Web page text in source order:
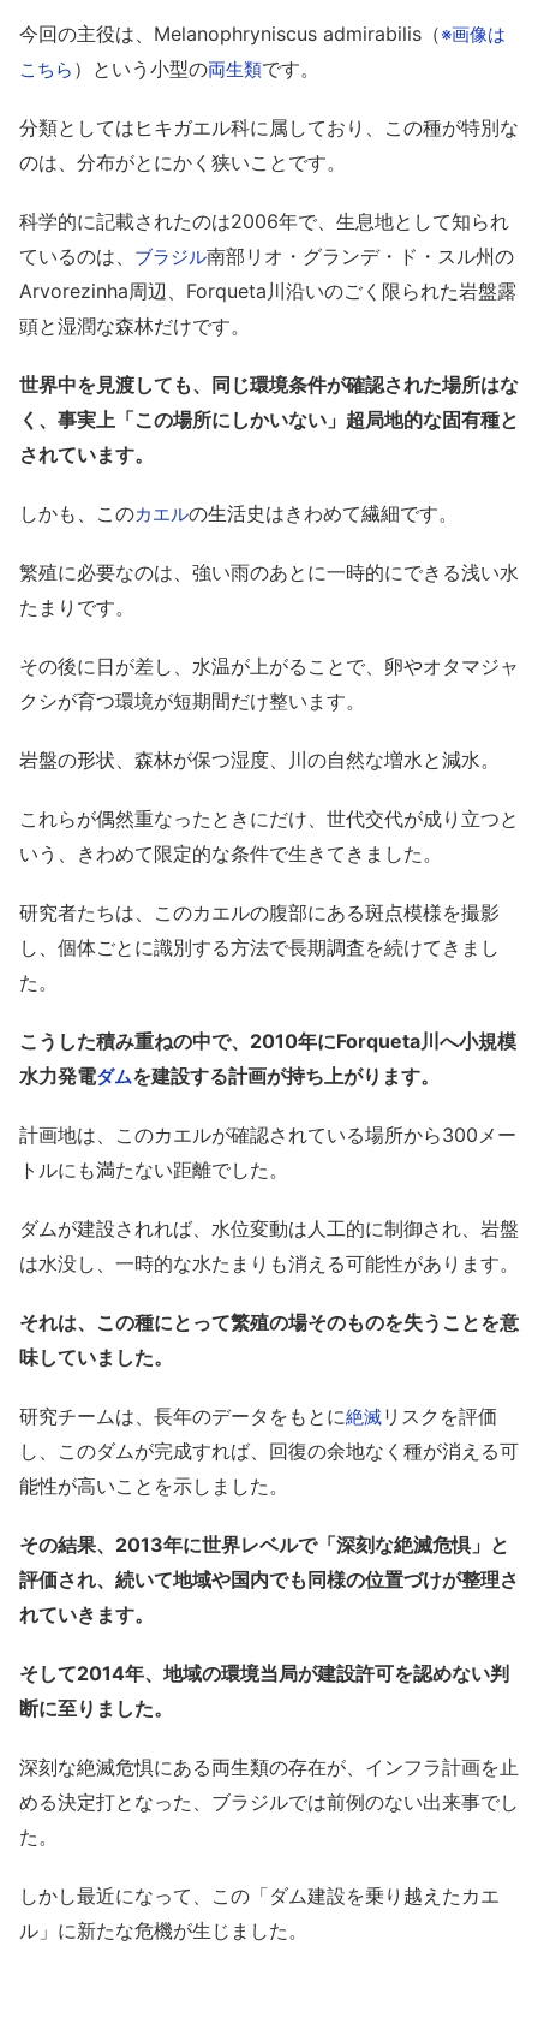
今回の主役は、Melanophryniscus admirabilis（※画像は
こちら ）という小型の両生類です。
分類としてはヒキガエル科に属しており、この種が特別な
のは、分布がとにかく狭いことです。
科学的に記載されたのは2006年で、生息地として知られ
ているのは、 ブラジル南部リオ・グランデ・ド・スル州の
Arvorezinha周辺、Forqueta川沿いのごく限られた岩盤露
頭と湿潤な森林だけです。
世界中を見渡しても、同じ環境条件が確認された場所はな
く、事実上「この場所にしかいない」超局地的な固有種と
されています。
しかも、このカエルの生活史はきわめて繊細です。
繁殖に必要なのは、強い雨のあとに一時的にできる浅い水
たまりです。
その後に日が差し、水温が上がることで、卵やオタマジャ
クシが育つ環境が短期間だけ整います。
岩盤の形状、森林が保つ湿度、川の自然な増水と減水。
これらが偶然重なったときにだけ、世代交代が成り立つと
いう、きわめて限定的な条件で生きてきました。
研究者たちは、このカエルの腹部にある斑点模様を撮影
し、個体ごとに識別する方法で長期調査を続けてきまし
た。
こうした積み重ねの中で、2010年にForqueta川へ小規模
水力発電ダムを建設する計画が持ち上がります。
計画地は、このカエルが確認されている場所から300メー
トルにも満たない距離でした。
ダムが建設されれば、水位変動は人工的に制御され、岩盤
は水没し、一時的な水たまりも消える可能性があります。
それは、この種にとって繁殖の場そのものを失うことを意
味していました。
研究チームは、長年のデータをもとに絶滅リスクを評価
し、このダムが完成すれば、回復の余地なく種が消える可
能性が高いことを示しました。
その結果、2013年に世界レベルで「深刻な絶滅危惧」と
評価され、続いて地域や国内でも同様の位置づけが整理さ
れていきます。
そして2014年、地域の環境当局が建設許可を認めない判
断に至りました。
深刻な絶滅危惧にある両生類の存在が、インフラ計画を止
める決定打となった、ブラジルでは前例のない出来事でし
た。
しかし最近になって、この「ダム建設を乗り越えたカエ
ル」に新たな危機が生じました。